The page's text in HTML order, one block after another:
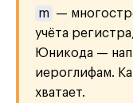
m
—
учёта
Юникода —
иероглифам.
хватает.